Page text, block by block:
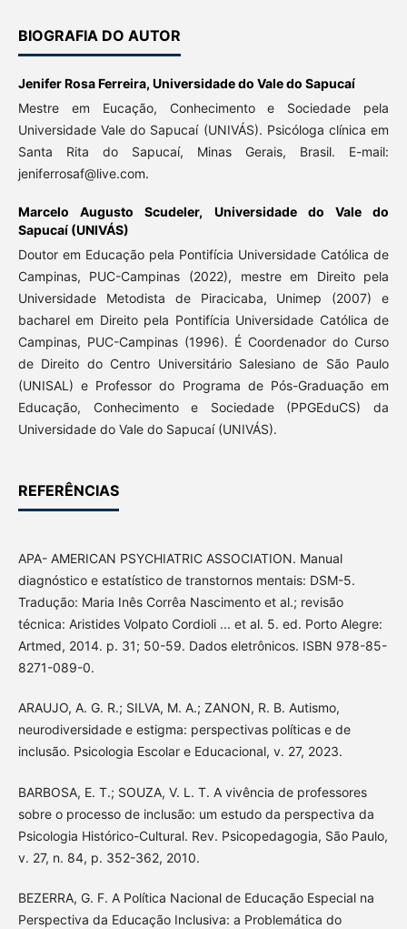
BIOGRAFIA DO AUTOR
Jenifer Rosa Ferreira, Universidade do Vale do Sapucaí
Mestre em Eucação, Conhecimento e Sociedade pela
Universidade Vale do Sapucaí (UNIVÁS). Psicóloga clínica em
Santa Rita do Sapucaí, Minas Gerais, Brasil. E-mail:
jeniferrosaf@live.com.
Marcelo Augusto Scudeler, Universidade do Vale do
Sapucaí (UNIVÁS)
Doutor em Educação pela Pontifícia Universidade Católica de
Campinas, PUC-Campinas (2022), mestre em Direito pela
Universidade Metodista de Piracicaba, Unimep (2007) e
bacharel em Direito pela Pontifícia Universidade Católica de
Campinas, PUC-Campinas (1996). É Coordenador do Curso
de Direito do Centro Universitário Salesiano de São Paulo
(UNISAL) e Professor do Programa de Pós-Graduação em
Educação, Conhecimento e Sociedade (PPGEduCS) da
Universidade do Vale do Sapucaí (UNIVÁS).
REFERÊNCIAS
APA- AMERICAN PSYCHIATRIC ASSOCIATION. Manual
diagnóstico e estatístico de transtornos mentais: DSM-5.
Tradução: Maria Inês Corrêa Nascimento et al.; revisão
técnica: Aristides Volpato Cordioli ... et al. 5. ed. Porto Alegre:
Artmed, 2014. p. 31; 50-59. Dados eletrônicos. ISBN 978-85-
8271-089-0.
ARAUJO, A. G. R.; SILVA, M. A.; ZANON, R. B. Autismo,
neurodiversidade e estigma: perspectivas políticas e de
inclusão. Psicologia Escolar e Educacional, v. 27, 2023.
BARBOSA, E. T.; SOUZA, V. L. T. A vivência de professores
sobre o processo de inclusão: um estudo da perspectiva da
Psicologia Histórico-Cultural. Rev. Psicopedagogia, São Paulo,
v. 27, n. 84, p. 352-362, 2010.
BEZERRA, G. F. A Política Nacional de Educação Especial na
Perspectiva da Educação Inclusiva: a Problemática do